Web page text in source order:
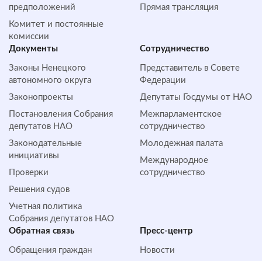
предположений
Комитет и постоянные
комиссии
Прямая трансляция
Документы
Законы Ненецкого
автономного округа
Законопроекты
Постановления Собрания
депутатов НАО
Законодательные
инициативы
Проверки
Решения судов
Учетная политика
Собрания депутатов НАО
Сотрудничество
Представитель в Совете
Федерации
Депутаты Госдумы от НАО
Межпарламентское
сотрудничество
Молодежная палата
Международное
сотрудничество
Обратная cвязь
Обращения граждан
Пресс-центр
Новости